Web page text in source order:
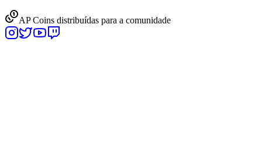
AP Coins distribuídas para a comunidade